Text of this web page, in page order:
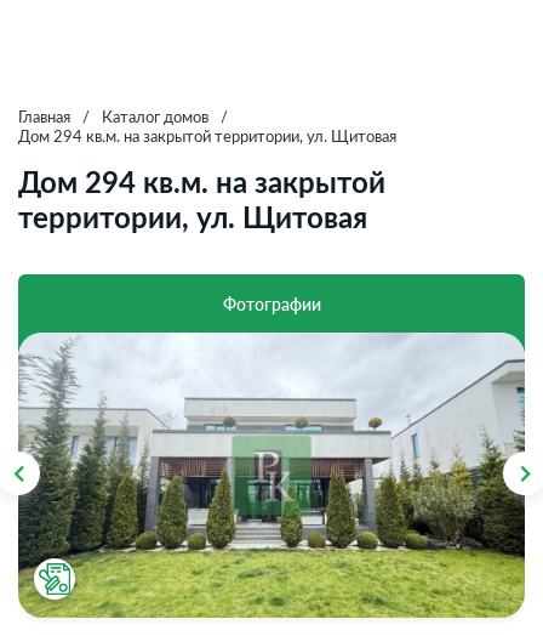
Главная / Каталог домов
/
Дом 294 кв.м. на закрытой территории, ул. Щитовая
Дом 294 кв.м. на закрытой
территории, ул. Щитовая
Фотографии